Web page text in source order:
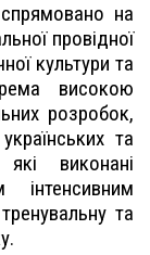
на
провідної
культури та
високою
розробок,
та
виконані
та